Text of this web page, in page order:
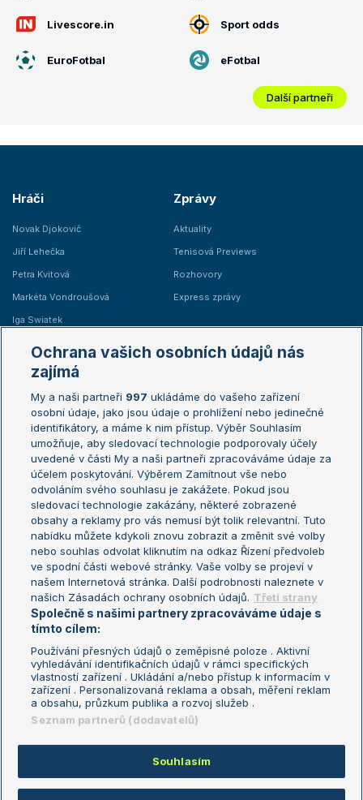
Livescore.in Sport odds
EuroFotbal eFotbal
Další partneři
Hráči
Novak Djokovič
Jiří Lehečka
Petra Kvitová
Markéta Vondroušová
Iga Swiatek
Zprávy
Aktuality
Tenisová Previews
Rozhovory
Express zprávy
Žebříčky
Žebříček ATP (muži)
Žebříček WTA (ženy)
Sázkařský žebříček
Australian Open
French Open
Wimbledon
US Open
Turnaj mistrů
Turnaj mistryň
Aktualní trendy
Fotbalové přestupy
Livesport Daily
LS Prague Open
Podmínky užití
Nastavení soukromí
GDPR a žurnalistika
Reklama
Kontakt
Informace o zpracování osobních
údajů
Copyright © 2008-2026 TenisPortal.cz. Využíváme zpravodajství ČTK.
Ochrana vašich osobních údajů nás
zajímá
My a naši partneři 997 ukládáme do vašeho zařízení
osobní údaje, jako jsou údaje o prohlížení nebo jedinečné
identifikátory, a máme k nim přístup. Výběr Souhlasím
umožňuje, aby sledovací technologie podporovaly účely
uvedené v části My a naši partneři zpracováváme údaje za
účelem poskytování. Výběrem Zamítnout vše nebo
odvoláním svého souhlasu je zakážete. Pokud jsou
sledovací technologie zakázány, některé zobrazené
obsahy a reklamy pro vás nemusí být tolik relevantní. Tuto
nabídku můžete kdykoli znovu zobrazit a změnit své volby
nebo souhlas odvolat kliknutím na odkaz Řízení předvoleb
ve spodní části webové stránky. Vaše volby se projeví v
našem Internetová stránka. Další podrobnosti naleznete v
našich Zásadách ochrany osobních údajů. Třetí strany
Společně s našimi partnery zpracováváme údaje s
tímto cílem:
Používání přesných údajů o zeměpisné poloze . Aktivní
vyhledávání identifikačních údajů v rámci specifických
vlastností zařízení . Ukládání a/nebo přístup k informacím v
zařízení . Personalizovaná reklama a obsah, měření reklam
a obsahu, průzkum publika a rozvoj služeb .
Seznam partnerů (dodavatelů)
Souhlasím